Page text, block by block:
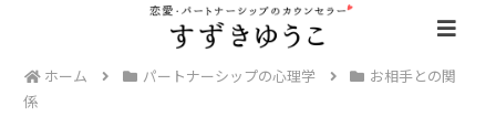
ホーム パートナーシップの心理学
お相手との関
係